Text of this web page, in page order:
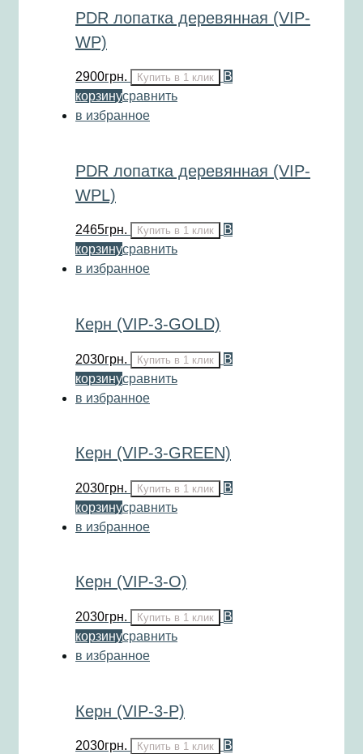
PDR лопатка деревянная (VIP-
WP)
2900грн. Купить в 1 клик
В
корзинусравнить
в избранное
PDR лопатка деревянная (VIP-
WPL)
2465грн. Купить в 1 клик
В
корзинусравнить
в избранное
Керн (VIP-3-GOLD)
2030грн. Купить в 1 клик
В
корзинусравнить
в избранное
Керн (VIP-3-GREEN)
2030грн. Купить в 1 клик
В
корзинусравнить
в избранное
Керн (VIP-3-O)
2030грн. Купить в 1 клик
В
корзинусравнить
в избранное
Керн (VIP-3-P)
2030грн. Купить в 1 клик
В